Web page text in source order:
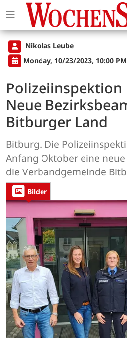
Nikolas Leube
Monday, 10/23/2023, 10:00 PM
Neue
Bitburger Land
Bitburg. Die
Anfang Oktober eine
die Verbandgemeinde
Bilder